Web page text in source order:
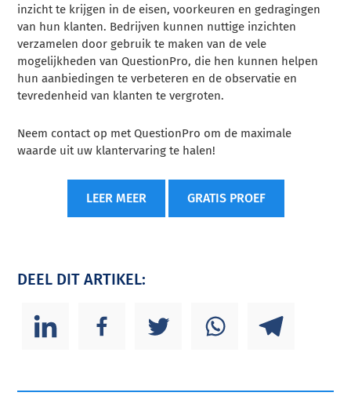
inzicht te krijgen in de eisen, voorkeuren en gedragingen
van hun klanten. Bedrijven kunnen nuttige inzichten
verzamelen door gebruik te maken van de vele
mogelijkheden van QuestionPro, die hen kunnen helpen
hun aanbiedingen te verbeteren en de observatie en
tevredenheid van klanten te vergroten.
Neem contact op met QuestionPro om de maximale
waarde uit uw klantervaring te halen!
LEER MEER GRATIS PROEF
DEEL DIT ARTIKEL: